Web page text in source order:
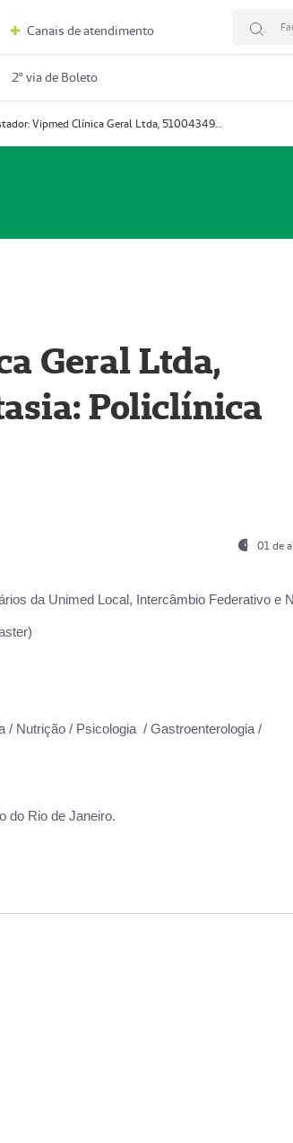
Canais de atendimento
2º via de Boleto
Prestador: Vipmed Clínica Geral Ltda, 51004349-0 (Nome Fantasia: Policlínica Master)
Geral Ltda,
Policlínica
01 de
da Unimed Local, Intercâmbio Federativo e
/ Nutrição / Psicologia / Gastroenterologia /
do Rio de Janeiro.